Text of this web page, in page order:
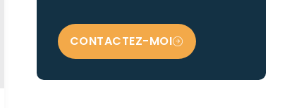
CONTACTEZ-MOI